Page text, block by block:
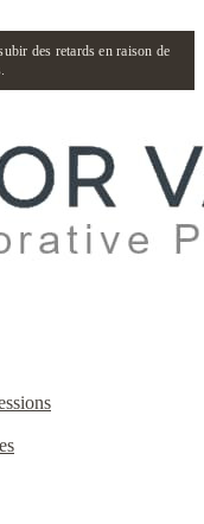
des retards en raison de